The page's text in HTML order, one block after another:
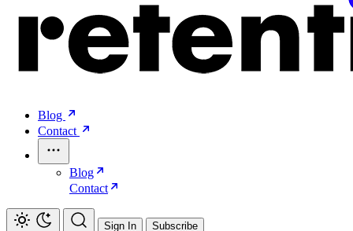
Blog
Contact
Blog
Contact
Sign In Subscribe